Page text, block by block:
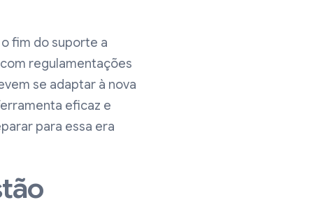
fim do suporte a
regulamentações
se adaptar à nova
eficaz e
para essa era